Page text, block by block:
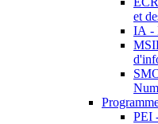
et
IA -
PEI